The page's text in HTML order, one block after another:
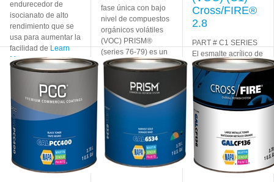
endurecedor de
isocianato de alto
rendimiento que se
usa para aumentar la
facilidad deLearn
More
fase única con bajo
nivel de compuestos
orgánicos volátiles
(VOC) PRISM®
(series 76-79) es un
recubrimiento de
uretano deLearn
More
Cross/FIRE®
2.8
PART # C1 SERIES
El esmalte acrílico de
2.8 lb/gal VOC
Crossfire es una
línea económica de
esmalte acrílico con
miles de
combinaciones de
colores semejantes
al
Learn More